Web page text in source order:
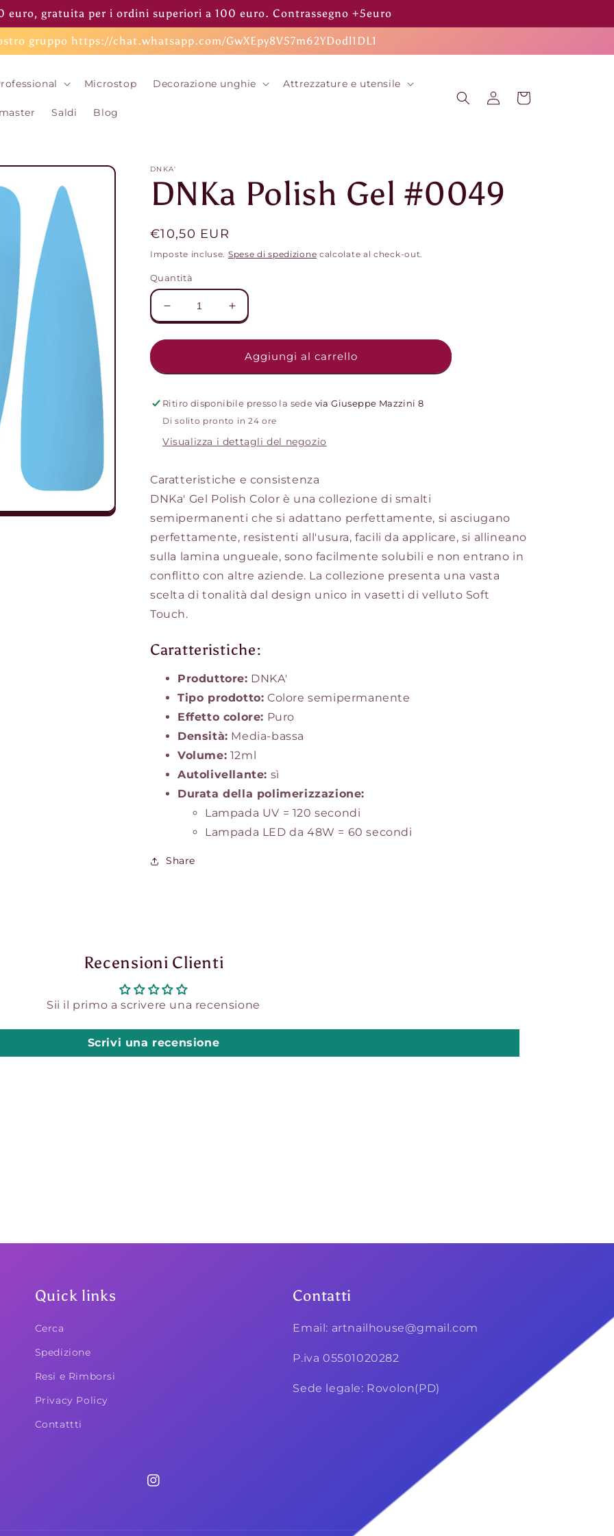
euro, gratuita per i ordini superiori a 100 euro. Contrassegno +5euro
gruppo https://chat.whatsapp.com/GwXEpy8V57m62YDodl1DL1
Microstop Decorazione unghie Attrezzature e utensile
Saldi Blog
Accedi Carrello
DNKA'
DNKa Polish Gel #0049
Prezzo
di
listino
€10,50 EUR
Imposte incluse. Spese di spedizione calcolate al check-out.
Quantità
Diminuisci
quantità
per
#0049
Aumenta
quantità
per
DNKa
#0049
Aggiungi al carrello
Ritiro disponibile presso la sede via Giuseppe Mazzini 8
Di solito pronto in 24 ore
Visualizza i dettagli del negozio
Caratteristiche e consistenza
DNKa' Gel Polish Color è una collezione di smalti
semipermanenti che si adattano perfettamente, si asciugano
perfettamente, resistenti all'usura, facili da applicare, si allineano
sulla lamina ungueale, sono facilmente solubili e non entrano in
conflitto con altre aziende. La collezione presenta una vasta
scelta di tonalità dal design unico in vasetti di velluto Soft
Touch.
Caratteristiche:
Produttore: DNKA'
Tipo prodotto: Colore semipermanente
Effetto colore: Puro
Densità: Media-bassa
Volume: 12ml
Autolivellante: sì
Durata della polimerizzazione:
Lampada UV = 120 secondi
Lampada LED da 48W = 60 secondi
Share
Recensioni Clienti
Sii il primo a scrivere una recensione
Scrivi una recensione
Quick links
Cerca
Spedizione
Resi e Rimborsi
Privacy Policy
Contattti
Contatti
Email: artnailhouse@gmail.com
P.iva 05501020282
Sede legale: Rovolon(PD)
Instagram